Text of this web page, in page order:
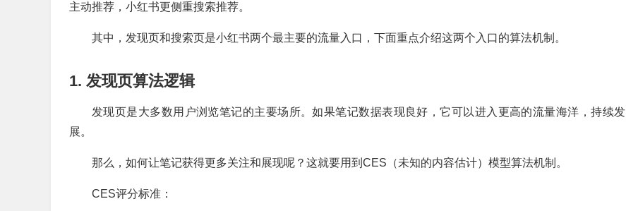
主动推荐，小红书更侧重搜索推荐。
其中，发现页和搜索页是小红书两个最主要的流量入口，下面重点介绍这两个入口的算法机制。
1. 发现页算法逻辑
发现页是大多数用户浏览笔记的主要场所。如果笔记数据表现良好，它可以进入更高的流量海洋，持续发
展。
那么，如何让笔记获得更多关注和展现呢？这就要用到CES（未知的内容估计）模型算法机制。
CES评分标准：